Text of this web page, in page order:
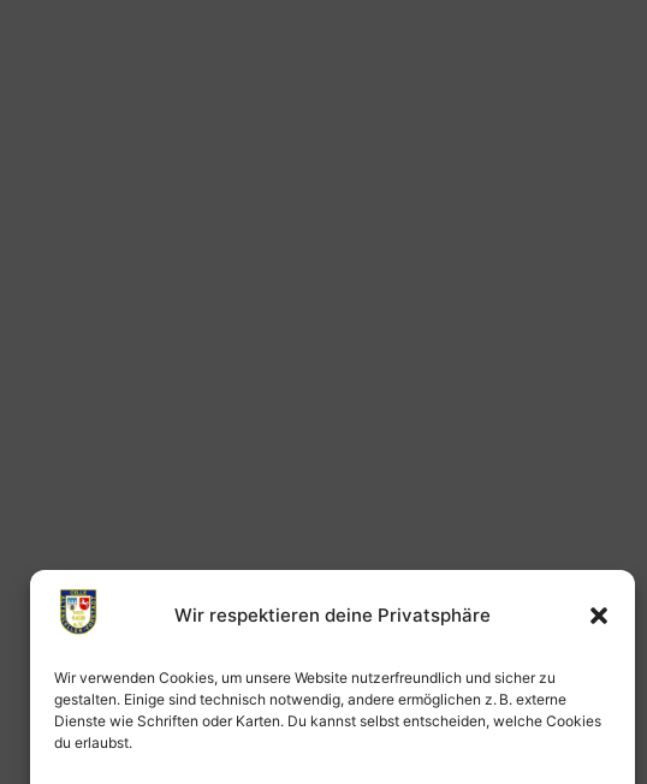
Wir respektieren deine Privatsphäre
Wir verwenden Cookies, um unsere Website nutzerfreundlich und sicher zu
gestalten. Einige sind technisch notwendig, andere ermöglichen z. B. externe
Dienste wie Schriften oder Karten. Du kannst selbst entscheiden, welche Cookies
du erlaubst.